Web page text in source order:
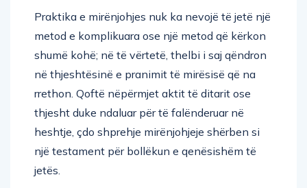
Praktika e mirënjohjes nuk ka nevojë të jetë një
metod e komplikuara ose një metod që kërkon
shumë kohë; në të vërtetë, thelbi i saj qëndron
në thjeshtësinë e pranimit të mirësisë që na
rrethon. Qoftë nëpërmjet aktit të ditarit ose
thjesht duke ndaluar për të falënderuar në
heshtje, çdo shprehje mirënjohjeje shërben si
një testament për bollëkun e qenësishëm të
jetës.